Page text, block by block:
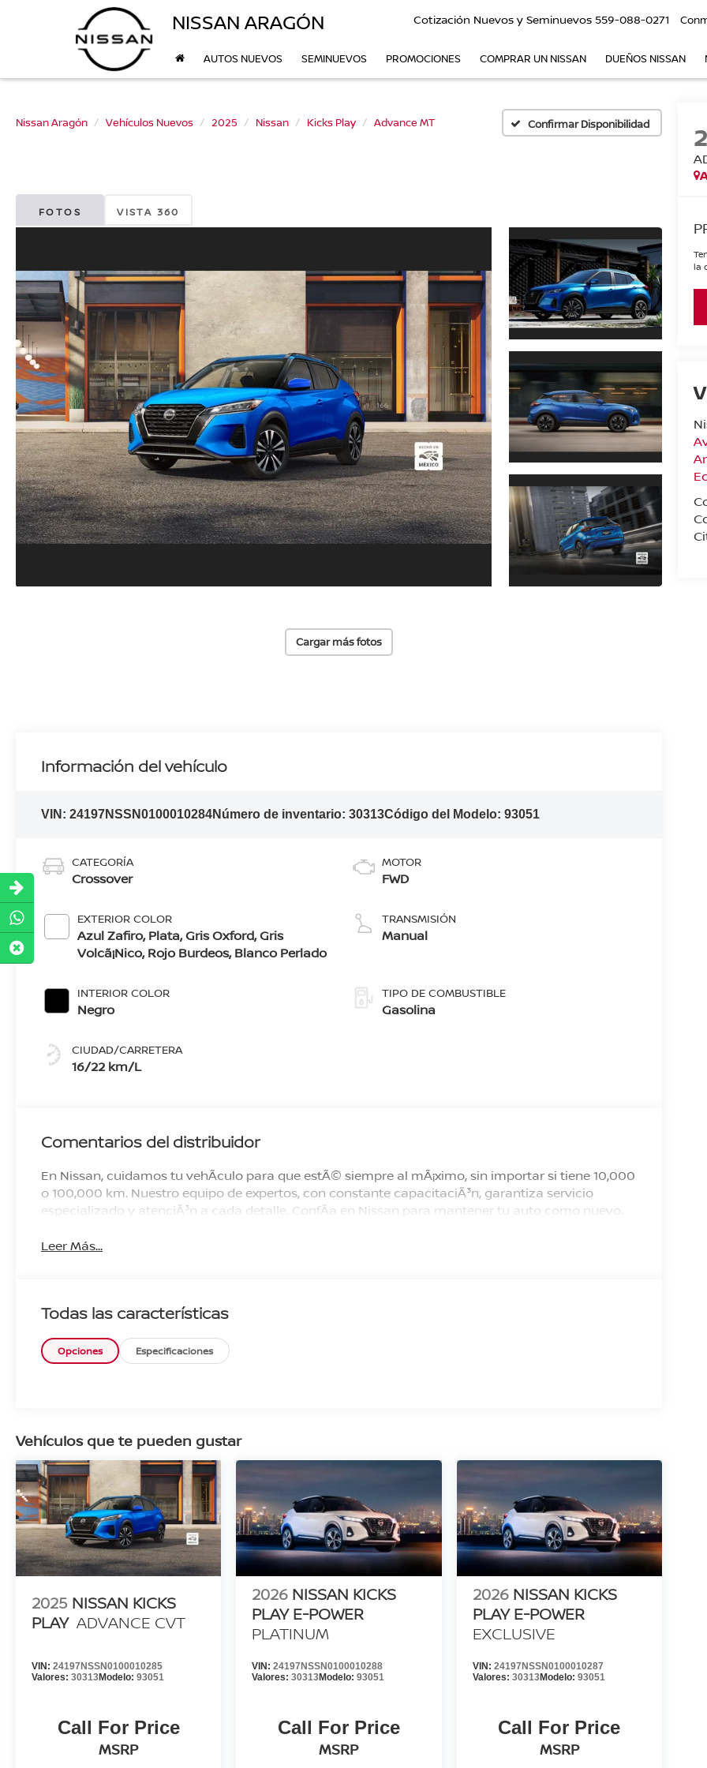
NISSAN ARAGÓN Cotización Nuevos y Seminuevos 559-088-0271
AUTOS NUEVOS SEMINUEVOS PROMOCIONES COMPRAR UN NISSAN DUEÑOS NISSAN
Nissan Aragón Vehículos Nuevos 2025 Nissan Kicks Play Advance MT Confirmar Disponibilidad
FOTOS VISTA 360
Cargar más fotos
la
Información del vehículo
VIN:24197NSSN0100010284Número de inventario:30313Código del Modelo:93051
CATEGORÍA
Crossover
EXTERIOR COLOR
Azul Zafiro, Plata, Gris Oxford, Gris
Volcã¡Nico, Rojo Burdeos, Blanco Perlado
INTERIOR COLOR
Negro
CIUDAD/CARRETERA
16/22 km/L
MOTOR
FWD
TRANSMISIÓN
Manual
TIPO DE COMBUSTIBLE
Gasolina
Comentarios del distribuidor
En Nissan, cuidamos tu vehÃ­culo para que estÃ© siempre al mÃ¡ximo, sin importar si tiene 10,000
o 100,000 km. Nuestro equipo de expertos, con constante capacitaciÃ³n, garantiza servicio
especializado y atenciÃ³n a cada detalle. ConfÃ­a en Nissan para mantener tu auto como nuevo.
Leer Más...
Todas las características
Opciones Especificaciones
Vehículos que te pueden gustar
2025 NISSAN KICKS
PLAY ADVANCE CVT
VIN: 24197NSSN0100010285
Valores: 30313Modelo: 93051
Call For Price
MSRP
2026 NISSAN KICKS
PLAY E-POWER
PLATINUM
VIN:24197NSSN0100010288
Valores:30313Modelo:93051
Call For Price
MSRP
2026 NISSAN KICKS
PLAY E-POWER
EXCLUSIVE
VIN: 24197NSSN0100010287
Valores: 30313Modelo: 93051
Call For Price
MSRP